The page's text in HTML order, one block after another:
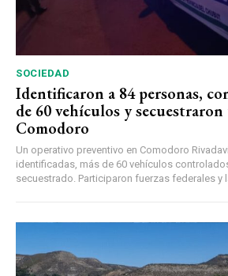
SOCIEDAD
Identificaron a 84 personas,
de 60 vehículos y
Comodoro
Un operativo preventivo en Comodoro
identificadas, más de 60 vehículos
secuestrado. Participaron fuerzas federales y